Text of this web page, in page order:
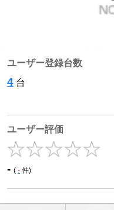
ユーザー登録台数
4 台
ユーザー評価
- ( - 件)